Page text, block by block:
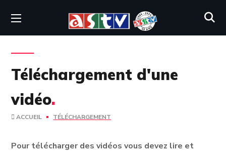
Téléchargement d'une
vidéo.
ACCUEIL TÉLÉCHARGEMENT
Pour télécharger des vidéos vous devez lire et